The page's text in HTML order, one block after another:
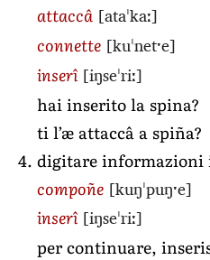
attaccâ [ataˈkaː]
connette [kuˈnetˑe]
inserî [iŋseˈriː]
hai inserito la spina?
ti l’æ attaccâ a spiña?
digitare informazioni
compoñe [kuŋˈpuŋˑe]
inserî [iŋseˈriː]
per continuare,